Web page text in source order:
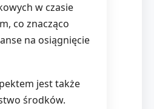
w czasie
co znacząco
na osiągnięcie
jest także
środków.